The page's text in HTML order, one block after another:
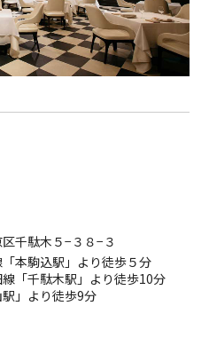
千駄木５−３８−３
「本駒込駅」より徒歩５分
「千駄木駅」より徒歩10分
」より徒歩9分